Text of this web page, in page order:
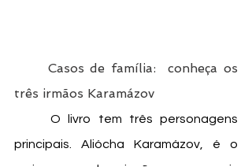
Casos de família:  conheça os
três irmãos Karamázov
	O livro tem três personagens
principais. Aliócha Karamázov, é o